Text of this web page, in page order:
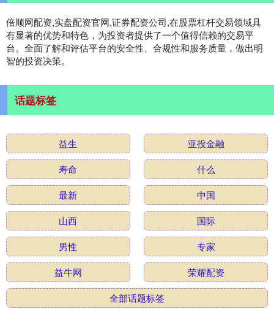
倍顺网配资,实盘配资官网,证券配资公司,在股票杠杆交易领域具
有显著的优势和特色，为投资者提供了一个值得信赖的交易平
台。全面了解和评估平台的安全性、合规性和服务质量，做出明
智的投资决策。
话题标签
益生
亚投金融
寿命
什么
最新
中国
山西
国际
男性
专家
益牛网
荣耀配资
全部话题标签